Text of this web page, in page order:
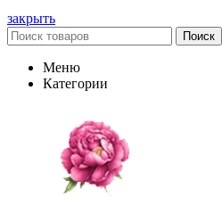
закрыть
Поиск
Меню
Категории